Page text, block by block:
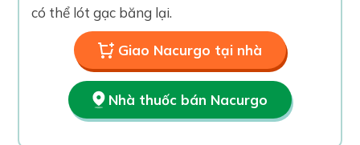
có thể lót gạc băng lại.
Giao Nacurgo tại nhà
Nhà thuốc bán Nacurgo